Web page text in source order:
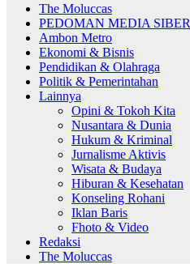
The Moluccas
PEDOMAN MEDIA SIBER
Ambon Metro
Ekonomi & Bisnis
Pendidikan & Olahraga
Politik & Pemerintahan
Lainnya
Opini & Tokoh Kita
Nusantara & Dunia
Hukum & Kriminal
Jurnalisme Aktivis
Wisata & Budaya
Hiburan & Kesehatan
Konseling Rohani
Iklan Baris
Fhoto & Video
Redaksi
The Moluccas